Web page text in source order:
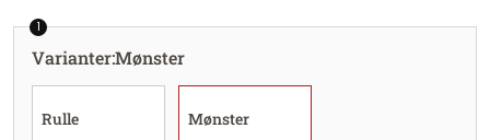
1
Varianter:Mønster
Rulle Mønster